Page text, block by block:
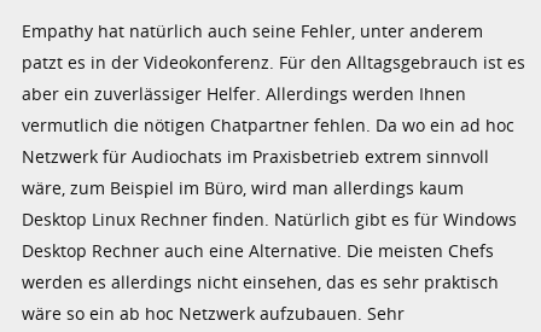
Empathy hat natürlich auch seine Fehler, unter anderem
patzt es in der Videokonferenz. Für den Alltagsgebrauch ist es
aber ein zuverlässiger Helfer. Allerdings werden Ihnen
vermutlich die nötigen Chatpartner fehlen. Da wo ein ad hoc
Netzwerk für Audiochats im Praxisbetrieb extrem sinnvoll
wäre, zum Beispiel im Büro, wird man allerdings kaum
Desktop Linux Rechner finden. Natürlich gibt es für Windows
Desktop Rechner auch eine Alternative. Die meisten Chefs
werden es allerdings nicht einsehen, das es sehr praktisch
wäre so ein ab hoc Netzwerk aufzubauen. Sehr